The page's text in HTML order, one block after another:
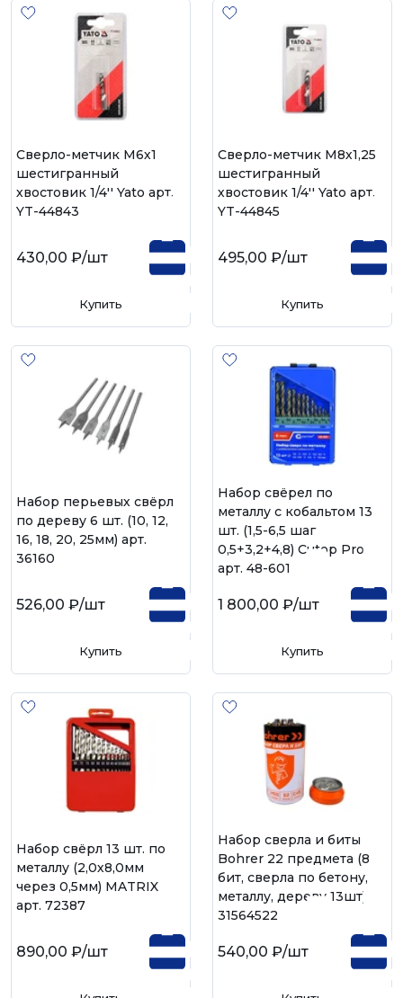
Cверло-метчик М6х1
шестигранный
хвостовик 1/4'' Yato арт.
YT-44843
430,00 ₽/шт
Купить
Cверло-метчик М8х1,25
шестигранный
хвостовик 1/4'' Yato арт.
YT-44845
495,00 ₽/шт
Купить
Набор перьевых свёрл
по дереву 6 шт. (10, 12,
16, 18, 20, 25мм) арт.
36160
526,00 ₽/шт
Купить
Набор свёрел по
металлу с кобальтом 13
шт. (1,5-6,5 шаг
0,5+3,2+4,8) Cutop Profi
арт. 48-601
1 800,00 ₽/шт
Купить
Набор свёрл 13 шт. по
металлу (2,0х8,0мм
через 0,5мм) MATRIX
арт. 72387
890,00 ₽/шт
Набор сверла и биты
Bohrer 22 предмета (8
бит, сверла по бетону,
металлу, дереву 13шт)
31564522
540,00 ₽/шт